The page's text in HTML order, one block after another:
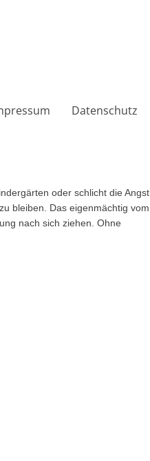
Datenschutz
oder schlicht die Angst
bleiben. Das eigenmächtig vom
nach sich ziehen. Ohne